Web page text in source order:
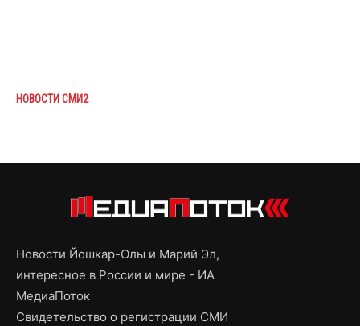
НОВОСТИ СМИ2
Новости Йошкар-Олы и Марий Эл,
интересное в России и мире - ИА
МедиаПоток
Свидетельство о регистрации СМИ